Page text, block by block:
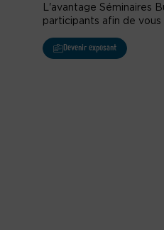
L'avantage Séminaires
participants afin de vous
Devenir exposant